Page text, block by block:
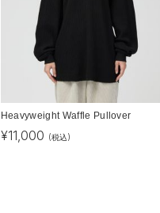
Heavyweight Waffle Pullover
¥11,000 (税込)